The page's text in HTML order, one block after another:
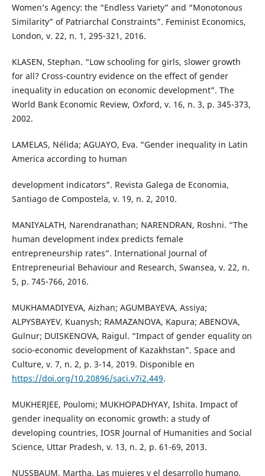
Women’s Agency: the “Endless Variety” and “Monotonous
Similarity” of Patriarchal Constraints”. Feminist Economics,
London, v. 22, n. 1, 295-321, 2016.
KLASEN, Stephan. “Low schooling for girls, slower growth
for all? Cross-country evidence on the effect of gender
inequality in education on economic development”. The
World Bank Economic Review, Oxford, v. 16, n. 3, p. 345-373,
2002.
LAMELAS, Nélida; AGUAYO, Eva. “Gender inequality in Latin
America according to human
development indicators”. Revista Galega de Economia,
Santiago de Compostela, v. 19, n. 2, 2010.
MANIYALATH, Narendranathan; NARENDRAN, Roshni. “The
human development index predicts female
entrepreneurship rates”. International Journal of
Entrepreneurial Behaviour and Research, Swansea, v. 22, n.
5, p. 745-766, 2016.
MUKHAMADIYEVA, Aizhan; AGUMBAYEVA, Assiya;
ALPYSBAYEV, Kuanysh; RAMAZANOVA, Kapura; ABENOVA,
Gulnur; DUISKENOVA, Raigul. “Impact of gender equality on
socio-economic development of Kazakhstan”. Space and
Culture, v. 7, n. 2, p. 3-14, 2019. Disponible en
https://doi.org/10.20896/saci.v7i2.449.
MUKHERJEE, Poulomi; MUKHOPADHYAY, Ishita. Impact of
gender inequality on economic growth: a study of
developing countries, IOSR Journal of Humanities and Social
Science, Uttar Pradesh, v. 13, n. 2, p. 61-69, 2013.
NUSSBAUM, Martha. Las mujeres y el desarrollo humano.